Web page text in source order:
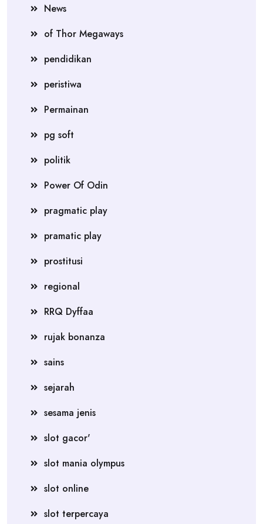
News
of Thor Megaways
pendidikan
peristiwa
Permainan
pg soft
politik
Power Of Odin
pragmatic play
pramatic play
prostitusi
regional
RRQ Dyffaa
rujak bonanza
sains
sejarah
sesama jenis
slot gacor'
slot mania olympus
slot online
slot terpercaya